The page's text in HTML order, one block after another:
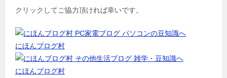
クリックしてご協力頂ければ幸いです。
にほんブログ村
にほんブログ村